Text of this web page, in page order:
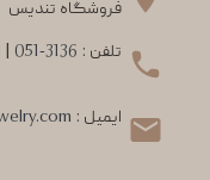
فروشگاه تندیس
تلفن : 051-3136
ایمیل :